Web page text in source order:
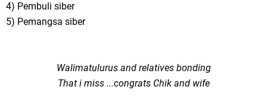
4) Pembuli siber
5) Pemangsa siber
Walimatulurus and relatives bonding
That i miss ...congrats Chik and wife